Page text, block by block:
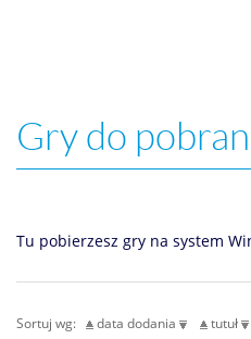
Gry do
Tu pobierzesz gry na system
Sortuj wg: data dodania tutuł